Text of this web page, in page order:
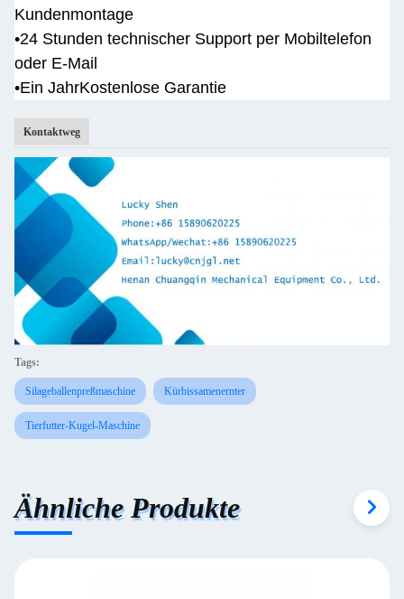
Kundenmontage
•24 Stunden technischer Support per Mobiltelefon
oder E-Mail
•Ein JahrKostenlose Garantie
Kontaktweg
Tags:
Silageballenpreßmaschine Kürbissamenernter
Tierfutter-Kugel-Maschine
Ähnliche Produkte